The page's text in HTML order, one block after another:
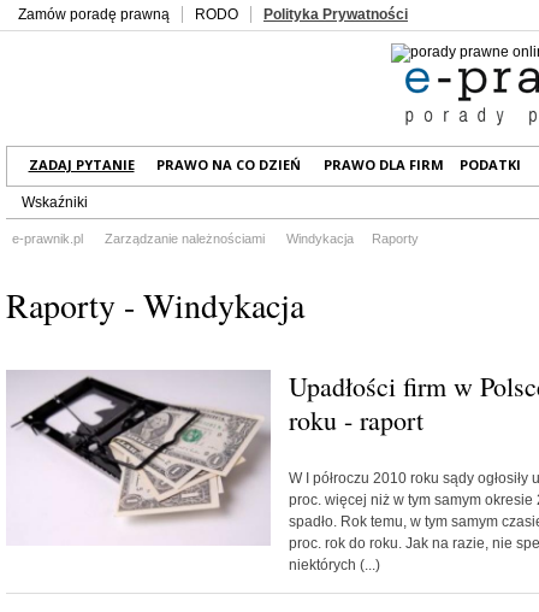
Zamów poradę prawną RODO Polityka Prywatności
ZADAJ PYTANIE PRAWO NA CO DZIEŃ PRAWO DLA FIRM PODATKI
Wskaźniki
e-prawnik.pl Zarządzanie należnościami Windykacja Raporty
Raporty - Windykacja
Upadłości firm w
roku - raport
W I półroczu 2010 roku sądy
proc. więcej niż w tym samym okresie
spadło. Rok temu, w tym samym
proc. rok do roku. Jak na razie, nie
niektórych (...)